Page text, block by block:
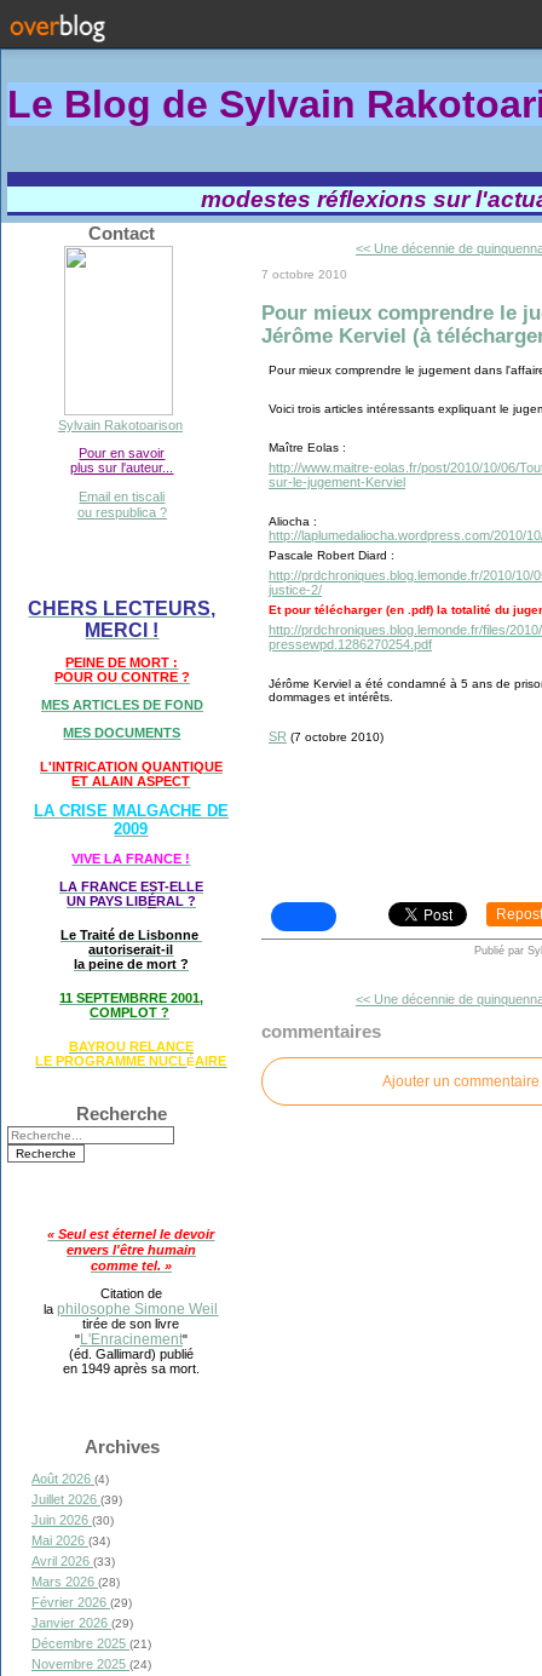
Le Blog de Sylvain Rakotoa
modestes réflexions sur
Contact
Sylvain Rakotoarison
Pour en savoir
plus sur l'auteur...
Email en tiscali
ou respublica ?
CHERS LECTEURS,
MERCI !
PEINE DE MORT :
POUR OU CONTRE ?
MES ARTICLES DE FOND
MES DOCUMENTS
L'INTRICATION QUANTIQUE
ET ALAIN ASPECT
LA CRISE MALGACHE DE
2009
VIVE LA FRANCE !
LA FRANCE EST-ELLE
UN PAYS LIBÉRAL ?
Le Traité de Lisbonne
autoriserait-il
la peine de mort ?
11 SEPTEMBRRE 2001,
COMPLOT ?
BAYROU RELANCE
LE PROGRAMME NUCLÉAIRE
Recherche
« Seul est éternel le devoir
envers l'être humain
comme tel. »
Citation de
laphilosophe Simone Weil
tirée de son livre
"L'Enracinement"
(éd. Gallimard) publié
en 1949 après sa mort.
Archives
Août 2026 (4)
Juillet 2026 (39)
Juin 2026 (30)
Mai 2026 (34)
Avril 2026 (33)
Mars 2026 (28)
Février 2026 (29)
Janvier 2026 (29)
Décembre 2025 (21)
Novembre 2025 (24)
<< Une décennie de
7 octobre 2010
Pour mieux comprendre le
Jérôme Kerviel (à
Pour mieux comprendre le jugement dans
Voici trois articles intéressants expliquant le
Maître Eolas :
http://www.maitre-eolas.fr/post/2010/10/06/
sur-le-jugement-Kerviel
Aliocha :
http://laplumedaliocha.wordpress.com/2010/
Pascale Robert Diard :
http://prdchroniques.blog.lemonde.fr/2010/
justice-2/
Et pour télécharger (en .pdf) la totalité du
http://prdchroniques.blog.lemonde.fr/files/
pressewpd.1286270254.pdf
Jérôme Kerviel a été condamné à 5 ans de
dommages et intérêts.
SR (7 octobre 2010)
Repost
Publié par
<< Une décennie de
commentaires
Ajouter un commentaire